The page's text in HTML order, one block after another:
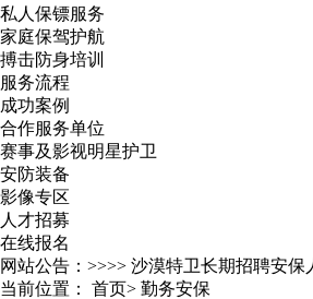
私人保镖服务
家庭保驾护航
搏击防身培训
服务流程
成功案例
合作服务单位
赛事及影视明星护卫
安防装备
影像专区
人才招募
在线报名
网站公告：>>>> 沙漠特卫长期招聘安保
当前位置： 首页> 勤务安保